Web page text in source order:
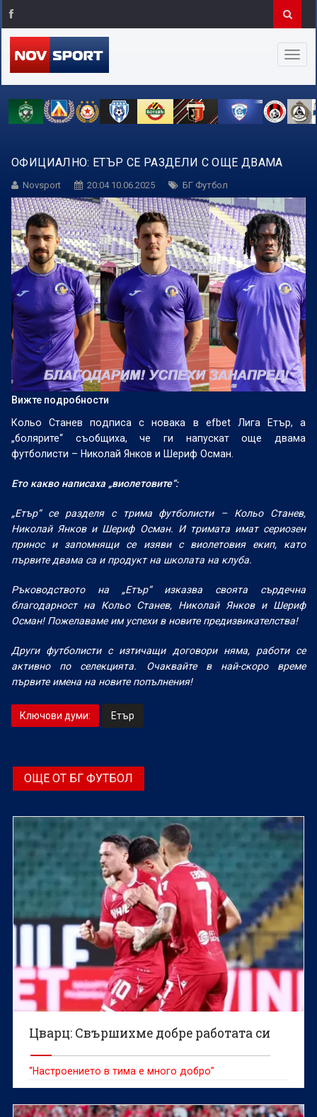
ОФИЦИАЛНО: ЕТЪР СЕ РАЗДЕЛИ С ОЩЕ ДВАМА
Novsport 20:04 10.06.2025 БГ Футбол
Вижте подробности
Кольо Станев подписа с новака в efbet Лига Етър, а
„болярите“ съобщиха, че ги напускат още двама
футболисти – Николай Янков и Шериф Осман.
Ето какво написаха „виолетовите“:
„Етър“ се разделя с трима футболисти – Кольо Станев,
Николай Янков и Шериф Осман. И тримата имат сериозен
принос и запомнящи се изяви с виолетовия екип, като
първите двама са и продукт на школата на клуба.
Ръководството на „Етър“ изказва своята сърдечна
благодарност на Кольо Станев, Николай Янков и Шериф
Осман! Пожелаваме им успехи в новите предизвикателства!
Други футболисти с изтичащи договори няма, работи се
активно по селекцията. Очаквайте в най-скоро време
първите имена на новите попълнения!
Ключови думи: Етър
ОЩЕ ОТ БГ ФУТБОЛ
Цварц: Свършихме добре работата си
“Настроението в тима е много добро”